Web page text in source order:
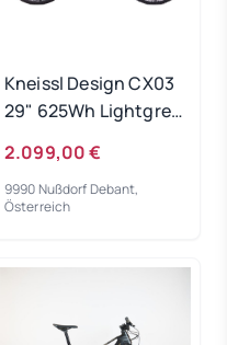
Kneissl Design CX03
29" 625Wh Lightgrey
Ausstellungsrad
2.099,00 €
9990 Nußdorf Debant,
Österreich